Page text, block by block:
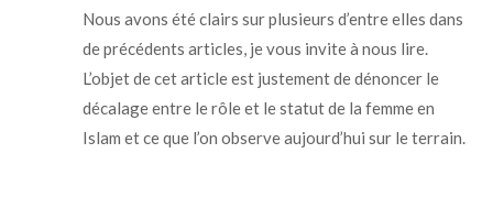
Nous avons été clairs sur plusieurs d’entre elles dans
de précédents articles, je vous invite à nous lire.
L’objet de cet article est justement de dénoncer le
décalage entre le rôle et le statut de la femme en
Islam et ce que l’on observe aujourd’hui sur le terrain.